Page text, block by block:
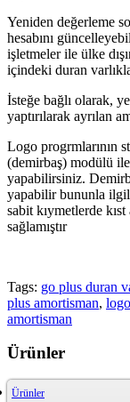
Yeniden değerleme
hesabını
işletmeler ile ülke
içindeki duran
İsteğe bağlı olarak,
yaptırılarak ayrılan
Logo progrmlarının
(demirbaş) modülü
yapabilirsiniz.
yapabilir bununla
sabit kıymetlerde
sağlamıştır
Tags: go plus duran
plus amortisman,
amortisman
Ürünler
Ürünler